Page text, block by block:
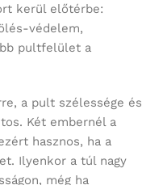
kerül előtérbe:
védelem,
pultfelület a
a pult szélessége és
Két embernél a
hasznos, ha a
Ilyenkor a túl nagy
még ha